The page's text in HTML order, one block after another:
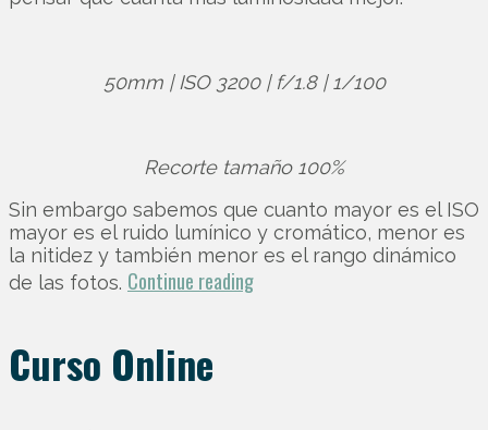
50mm | ISO 3200 | f/1.8 | 1/100
Recorte tamaño 100%
Sin embargo sabemos que cuanto mayor es el ISO
mayor es el ruido lumínico y cromático, menor es
la nitidez y también menor es el rango dinámico
de las fotos. Continue reading
Curso Online